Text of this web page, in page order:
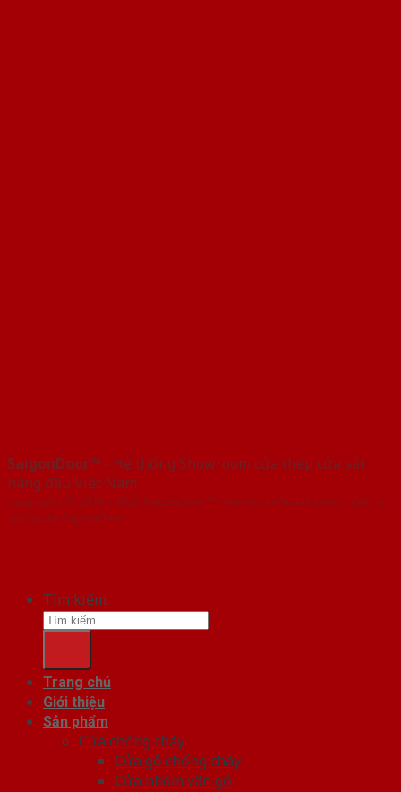
SaigonDoor™ - Hệ thống Showroom cửa thép cửa sắt
hàng đầu Việt Nam
Copyright ⓒ 2016 – 2026 SaigonDoor™ - www.cuanhuaabs.org | Đơn vị
chủ quản SaigonDoor
Tìm kiếm:
Trang chủ
Giới thiệu
Sản phẩm
Cửa chống cháy
Cửa gỗ chống cháy
Cửa nhôm vân gỗ